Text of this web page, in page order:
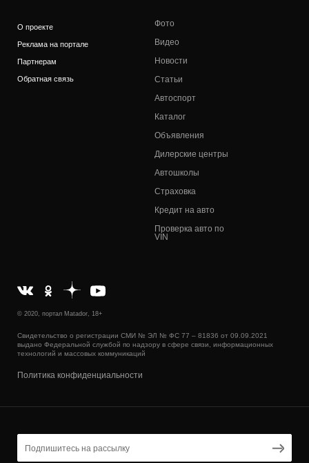
О проекте
Реклама на портале
Партнерам
Обратная связь
Фото
Видео
Новости
Статьи
Автоспорт
Каталог
Объявления
Дилерские центры
Автошколы
Страховка
Кредит на авто
Проверка авто по
VIN
© 2020, портал Matador, 18+
Свидетельство о регистрации СМИ № ЭЛ № ФС 77 – 81836 от 09.09.2021
выдано Федеральной службой по надзору в сфере связи, информационных
технологий и массовых коммуникаций
Политика конфиденциальности